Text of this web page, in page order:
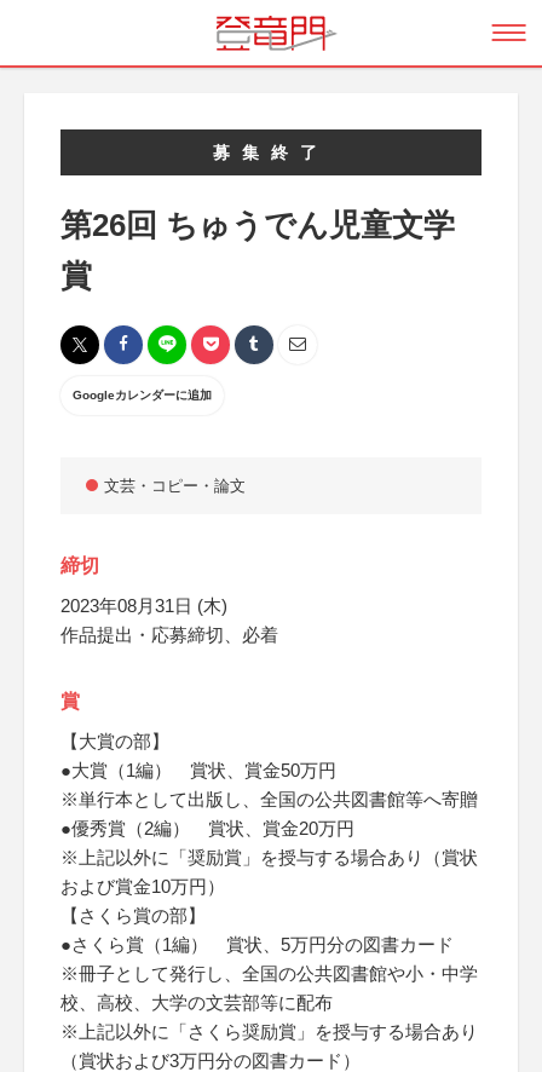
募集終了
第26回 ちゅうでん児童文学
賞
Googleカレンダーに追加
文芸・コピー・論文
締切
2023年08月31日 (木)
作品提出・応募締切、必着
賞
【大賞の部】
●大賞（1編） 賞状、賞金50万円
※単行本として出版し、全国の公共図書館等へ寄贈
●優秀賞（2編） 賞状、賞金20万円
※上記以外に「奨励賞」を授与する場合あり（賞状
および賞金10万円）
【さくら賞の部】
●さくら賞（1編） 賞状、5万円分の図書カード
※冊子として発行し、全国の公共図書館や小・中学
校、高校、大学の文芸部等に配布
※上記以外に「さくら奨励賞」を授与する場合あり
（賞状および3万円分の図書カード）